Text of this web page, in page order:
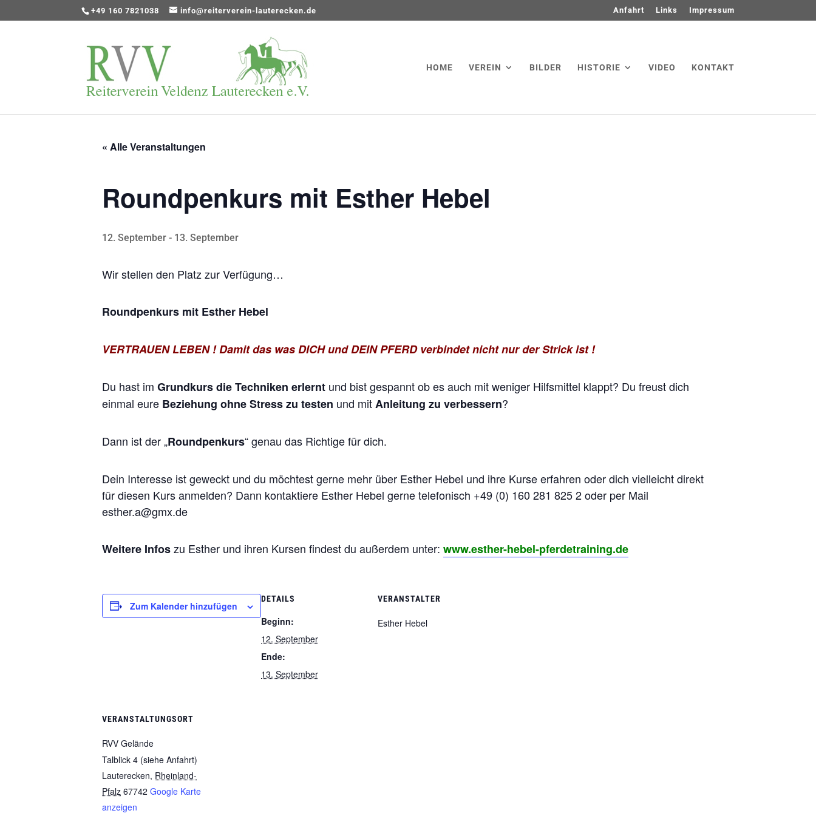
+49 160 7821038 info@reiterverein-lauterecken.de Anfahrt Links Impressum
HOME VEREIN BILDER HISTORIE VIDEO KONTAKT
« Alle Veranstaltungen
Roundpenkurs mit Esther Hebel
12. September - 13. September
Wir stellen den Platz zur Verfügung…
Roundpenkurs mit Esther Hebel
VERTRAUEN LEBEN ! Damit das was DICH und DEIN PFERD verbindet nicht nur der Strick ist !
Du hast im Grundkurs die Techniken erlernt und bist gespannt ob es auch mit weniger Hilfsmittel klappt? Du freust dich
einmal eure Beziehung ohne Stress zu testen und mitAnleitung zu verbessern?
Dann ist der „Roundpenkurs“ genau das Richtige für dich.
Dein Interesse ist geweckt und du möchtest gerne mehr über Esther Hebel und ihre Kurse erfahren oder dich vielleicht direkt
für diesen Kurs anmelden? Dann kontaktiere Esther Hebel gerne telefonisch +49 (0) 160 281 825 2 oder per Mail
esther.a@gmx.de
Weitere Infoszu Esther und ihren Kursen findest du außerdem unter: www.esther-hebel-pferdetraining.de
Zum Kalender hinzufügen
DETAILS
Beginn:
12. September
Ende:
13. September
VERANSTALTER
Esther Hebel
VERANSTALTUNGSORT
RVV Gelände
Talblick 4 (siehe Anfahrt)
Lauterecken, Rheinland-
Pfalz 67742 Google Karte
anzeigen